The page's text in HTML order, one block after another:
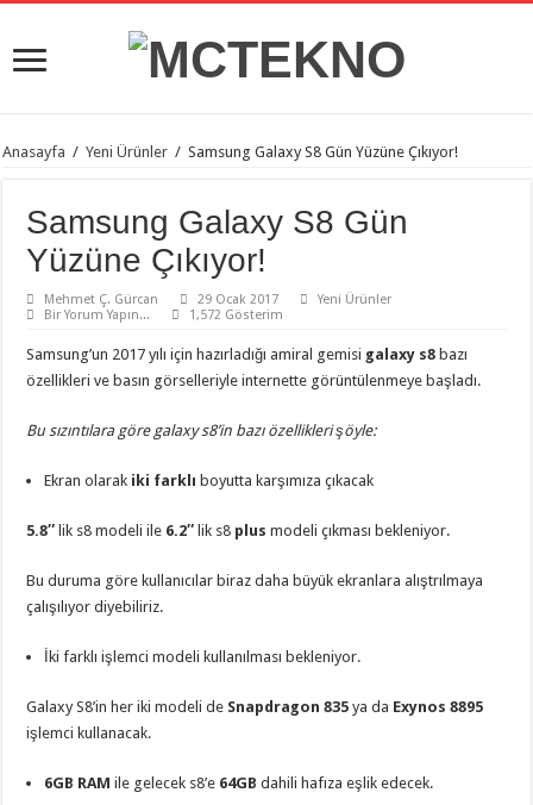
Anasayfa / Yeni Ürünler / Samsung Galaxy S8 Gün Yüzüne Çıkıyor!
Samsung Galaxy S8 Gün
Yüzüne Çıkıyor!
Mehmet Ç. Gürcan 29 Ocak 2017
Yeni Ürünler
Bir Yorum Yapın...
1,572 Gösterim
Samsung’un 2017 yılı için hazırladığı amiral gemisi galaxy s8 bazı
özellikleri ve basın görselleriyle internette görüntülenmeye başladı.
Bu sızıntılara göre galaxy s8’in bazı özellikleri şöyle:
Ekran olarak iki farklı boyutta karşımıza çıkacak
5.8″ lik s8 modeli ile 6.2″ lik s8 plus modeli çıkması bekleniyor.
Bu duruma göre kullanıcılar biraz daha büyük ekranlara alıştrılmaya
çalışılıyor diyebiliriz.
İki farklı işlemci modeli kullanılması bekleniyor.
Galaxy S8’in her iki modeli de Snapdragon 835 ya da Exynos 8895
işlemci kullanacak.
6GB RAM ile gelecek s8’e 64GB dahili hafıza eşlik edecek.